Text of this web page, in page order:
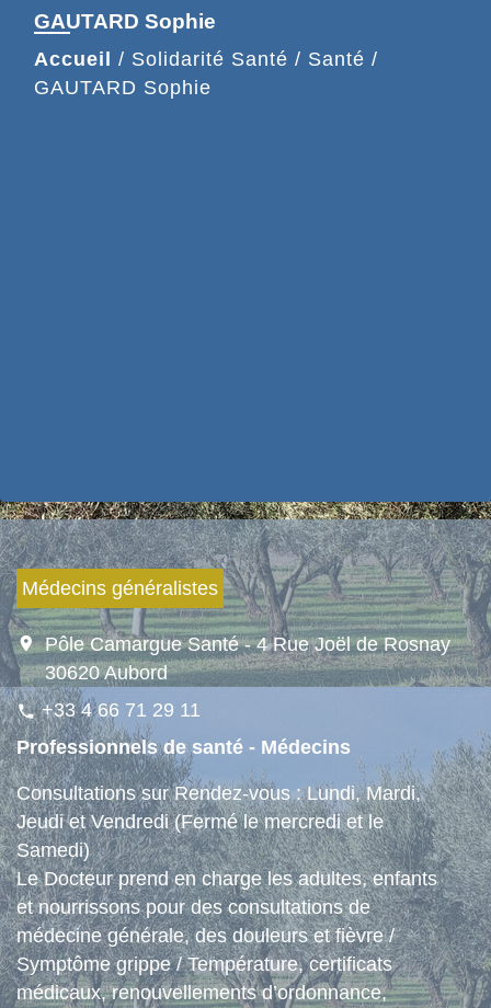
GAUTARD Sophie
Accueil / Solidarité Santé / Santé /
GAUTARD Sophie
Médecins généralistes
location_on Pôle Camargue Santé - 4 Rue Joël de Rosnay
30620 Aubord
phone +33 4 66 71 29 11
Professionnels de santé - Médecins
Consultations sur Rendez-vous : Lundi, Mardi,
Jeudi et Vendredi (Fermé le mercredi et le
Samedi)
Le Docteur prend en charge les adultes, enfants
et nourrissons pour des consultations de
médecine générale, des douleurs et fièvre /
Symptôme grippe / Température, certificats
médicaux, renouvellements d’ordonnance,